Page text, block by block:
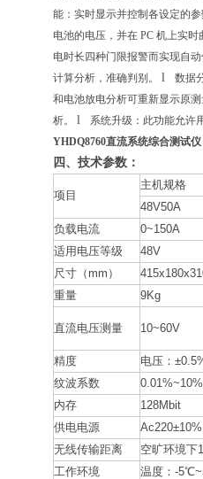
能：实时显示并控制各设定的
电池的电压，并在 PC 机上实时
电时长四种门限报警而实现自
计算分析，准确判别。
l
数据
和电池放电分析可重新显示原
析。
l
系统升级：此功能允许
YHDQ8760直流系统综合测试仪
四、技术参数：
项目
主机规格
48V50A
负载电流
0~150A
适用电压等级
48V
尺寸（mm）
重量
9Kg
直流电压测量 10~60V
精度
电压：
纹波系数
内存
128Mbit
供电电源
Ac220±10%
无线传输距离
空旷环境下
工作环境
温度：-